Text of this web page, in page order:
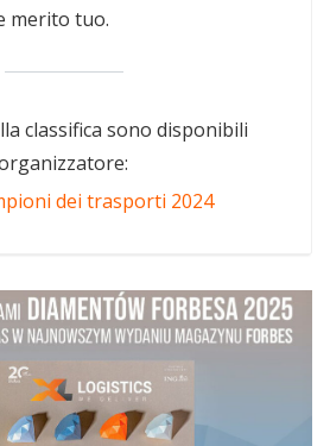
merito tuo.
classifica sono disponibili
dei trasporti 2024